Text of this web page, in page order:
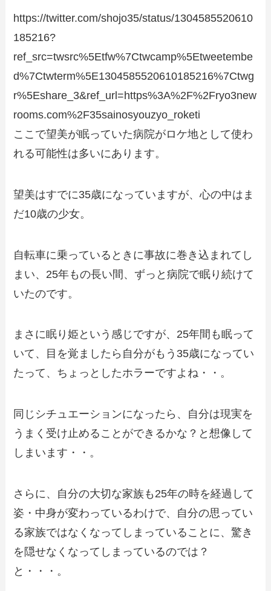
https://twitter.com/shojo35/status/1304585520610
185216?
ref_src=twsrc%5Etfw%7Ctwcamp%5Etweetembe
d%7Ctwterm%5E1304585520610185216%7Ctwg
r%5Eshare_3&ref_url=https%3A%2F%2Fryo3new
rooms.com%2F35sainosyouzyo_roketi
ここで望美が眠っていた病院がロケ地として使わ
れる可能性は多いにあります。
望美はすでに35歳になっていますが、心の中はま
だ10歳の少女。
自転車に乗っているときに事故に巻き込まれてし
まい、25年もの長い間、ずっと病院で眠り続けて
いたのです。
まさに眠り姫という感じですが、25年間も眠って
いて、目を覚ましたら自分がもう35歳になってい
たって、ちょっとしたホラーですよね・・。
同じシチュエーションになったら、自分は現実を
うまく受け止めることができるかな？と想像して
しまいます・・。
さらに、自分の大切な家族も25年の時を経過して
姿・中身が変わっているわけで、自分の思ってい
る家族ではなくなってしまっていることに、驚き
を隠せなくなってしまっているのでは？
と・・・。